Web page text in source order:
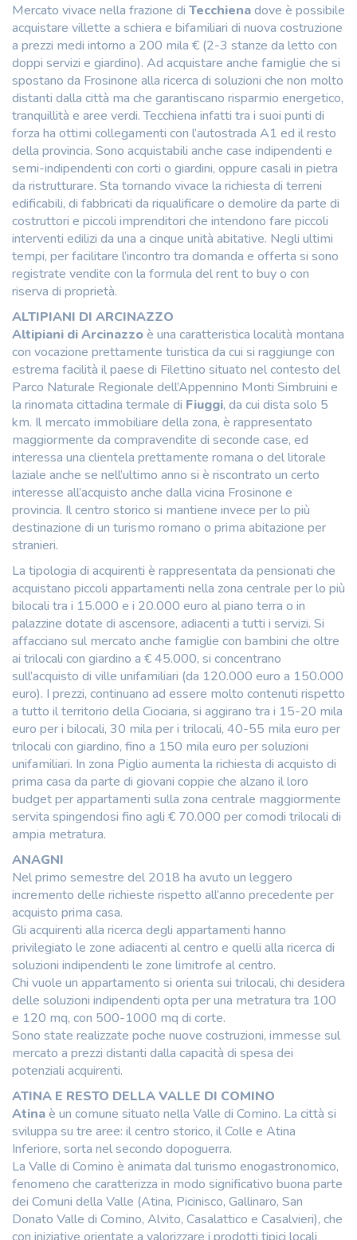
Mercato vivace nella frazione di Tecchienadove è possibile
acquistare villette a schiera e bifamiliari di nuova costruzione
a prezzi medi intorno a 200 mila € (2-3 stanze da letto con
doppi servizi e giardino). Ad acquistare anche famiglie che si
spostano da Frosinone alla ricerca di soluzioni che non molto
distanti dalla città ma che garantiscano risparmio energetico,
tranquillità e aree verdi. Tecchiena infatti tra i suoi punti di
forza ha ottimi collegamenti con l’autostrada A1 ed il resto
della provincia. Sono acquistabili anche case indipendenti e
semi-indipendenti con corti o giardini, oppure casali in pietra
da ristrutturare. Sta tornando vivace la richiesta di terreni
edificabili, di fabbricati da riqualificare o demolire da parte di
costruttori e piccoli imprenditori che intendono fare piccoli
interventi edilizi da una a cinque unità abitative. Negli ultimi
tempi, per facilitare l’incontro tra domanda e offerta si sono
registrate vendite con la formula del rent to buy o con
riserva di proprietà.
ALTIPIANI DI ARCINAZZO
Altipiani di Arcinazzoè una caratteristica località montana
con vocazione prettamente turistica da cui si raggiunge con
estrema facilità il paese di Filettino situato nel contesto del
Parco Naturale Regionale dell’Appennino Monti Simbruini e
la rinomata cittadina termale di Fiuggi, da cui dista solo 5
km. Il mercato immobiliare della zona, è rappresentato
maggiormente da compravendite di seconde case, ed
interessa una clientela prettamente romana o del litorale
laziale anche se nell’ultimo anno si è riscontrato un certo
interesse all’acquisto anche dalla vicina Frosinone e
provincia. Il centro storico si mantiene invece per lo più
destinazione di un turismo romano o prima abitazione per
stranieri.
La tipologia di acquirenti è rappresentata da pensionati che
acquistano piccoli appartamenti nella zona centrale per lo più
bilocali tra i 15.000 e i 20.000 euro al piano terra o in
palazzine dotate di ascensore, adiacenti a tutti i servizi. Si
affacciano sul mercato anche famiglie con bambini che oltre
ai trilocali con giardino a € 45.000, si concentrano
sull’acquisto di ville unifamiliari (da 120.000 euro a 150.000
euro). I prezzi, continuano ad essere molto contenuti rispetto
a tutto il territorio della Ciociaria, si aggirano tra i 15-20 mila
euro per i bilocali, 30 mila per i trilocali, 40-55 mila euro per
trilocali con giardino, fino a 150 mila euro per soluzioni
unifamiliari. In zona Piglio aumenta la richiesta di acquisto di
prima casa da parte di giovani coppie che alzano il loro
budget per appartamenti sulla zona centrale maggiormente
servita spingendosi fino agli € 70.000 per comodi trilocali di
ampia metratura.
ANAGNI
Nel primo semestre del 2018 ha avuto un leggero
incremento delle richieste rispetto all’anno precedente per
acquisto prima casa.
Gli acquirenti alla ricerca degli appartamenti hanno
privilegiato le zone adiacenti al centro e quelli alla ricerca di
soluzioni indipendenti le zone limitrofe al centro.
Chi vuole un appartamento si orienta sui trilocali, chi desidera
delle soluzioni indipendenti opta per una metratura tra 100
e 120 mq, con 500-1000 mq di corte.
Sono state realizzate poche nuove costruzioni, immesse sul
mercato a prezzi distanti dalla capacità di spesa dei
potenziali acquirenti.
ATINA E RESTO DELLA VALLE DI COMINO
Atinaè un comune situato nella Valle di Comino. La città si
sviluppa su tre aree: il centro storico, il Colle e Atina
Inferiore, sorta nel secondo dopoguerra.
La Valle di Comino è animata dal turismo enogastronomico,
fenomeno che caratterizza in modo significativo buona parte
dei Comuni della Valle (Atina, Picinisco, Gallinaro, San
Donato Valle di Comino, Alvito, Casalattico e Casalvieri), che